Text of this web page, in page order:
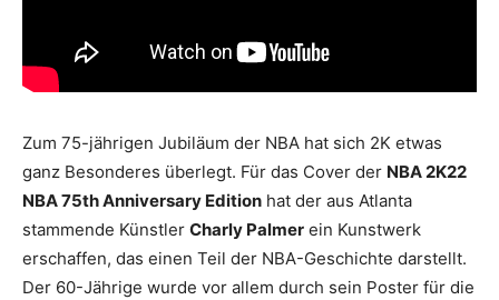
Zum 75-jährigen Jubiläum der NBA hat sich 2K etwas
ganz Besonderes überlegt. Für das Cover der NBA 2K22
NBA 75th Anniversary Edition hat der aus Atlanta
stammende Künstler Charly Palmer ein Kunstwerk
erschaffen, das einen Teil der NBA-Geschichte darstellt.
Der 60-Jährige wurde vor allem durch sein Poster für die